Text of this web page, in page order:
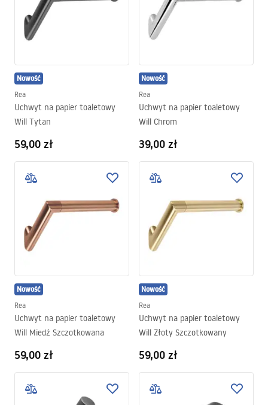
Nowość
Rea
Uchwyt na papier toaletowy
Will Tytan
59,00 zł
Nowość
Rea
Uchwyt na papier toaletowy
Will Chrom
39,00 zł
Nowość
Rea
Uchwyt na papier toaletowy
Will Miedź Szczotkowana
59,00 zł
Nowość
Rea
Uchwyt na papier toaletowy
Will Złoty Szczotkowany
59,00 zł